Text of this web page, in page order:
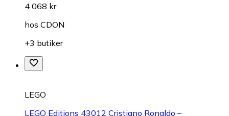
4 068 kr
hos CDON
+3 butiker
LEGO
LEGO Editions 43012 Cristiano Ronaldo –